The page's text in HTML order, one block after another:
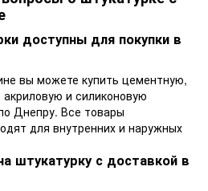
доступны для покупки в
вы можете купить цементную,
и силиконовую
Днепру. Все товары
для внутренних и наружных
штукатурку с доставкой в